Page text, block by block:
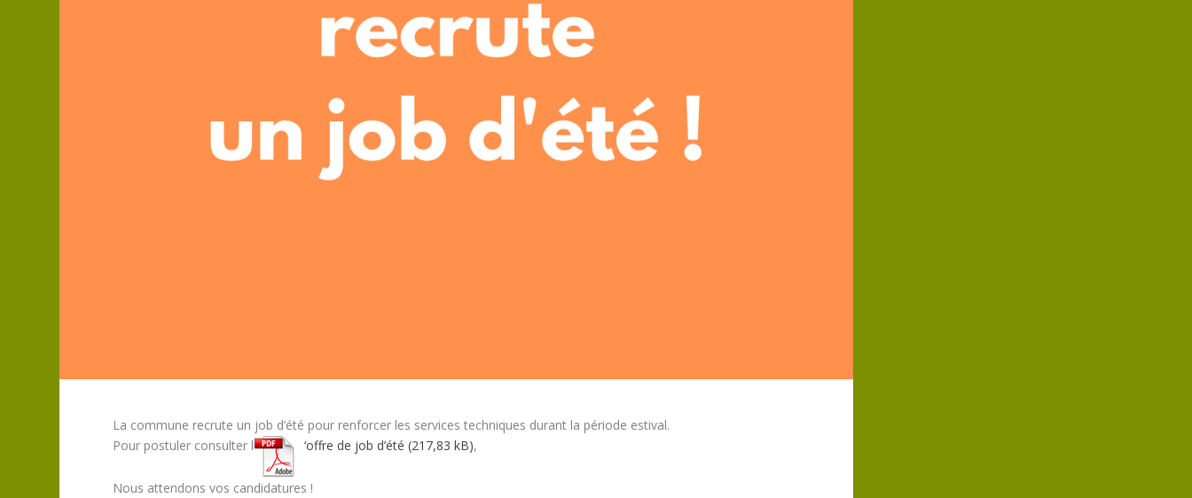
La commune recrute un job d’été pour renforcer les services techniques durant la période estival.
Pour postuler consulter l
‘offre de job d’été ,
Nous attendons vos candidatures !